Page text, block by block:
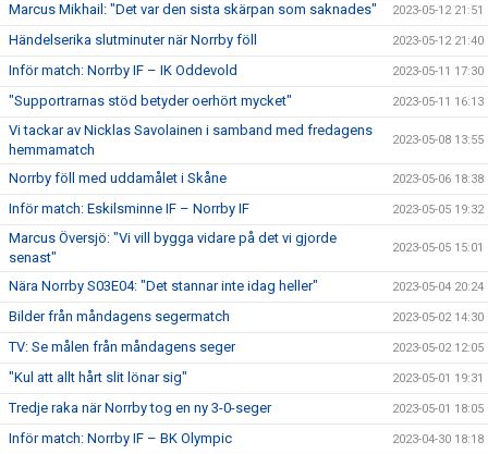
Marcus Mikhail: "Det var den sista skärpan som saknades" 2023-05-12 21:51
Händelserika slutminuter när Norrby föll 2023-05-12 21:40
Inför match: Norrby IF – IK Oddevold 2023-05-11 17:30
"Supportrarnas stöd betyder oerhört mycket" 2023-05-11 16:13
Vi tackar av Nicklas Savolainen i samband med fredagens
hemmamatch
2023-05-08 13:55
Norrby föll med uddamålet i Skåne 2023-05-06 18:38
Inför match: Eskilsminne IF – Norrby IF 2023-05-05 19:32
Marcus Översjö: "Vi vill bygga vidare på det vi gjorde
senast"
2023-05-05 15:01
Nära Norrby S03E04: "Det stannar inte idag heller" 2023-05-04 20:24
Bilder från måndagens segermatch 2023-05-02 14:30
TV: Se målen från måndagens seger 2023-05-02 12:05
"Kul att allt hårt slit lönar sig" 2023-05-01 19:31
Tredje raka när Norrby tog en ny 3-0-seger 2023-05-01 18:05
Inför match: Norrby IF – BK Olympic 2023-04-30 18:18